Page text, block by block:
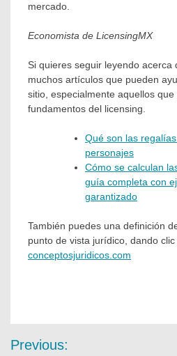
mercado.
Economista de LicensingMX
Si quieres seguir leyendo acerca
muchos artículos que pueden
sitio, especialmente aquellos
fundamentos del licensing.
Qué son las
personajes
Cómo se calculan
guía completa con
garantizado
También puedes una definición
punto de vista jurídico, dando
conceptosjuridicos.com
Previous: